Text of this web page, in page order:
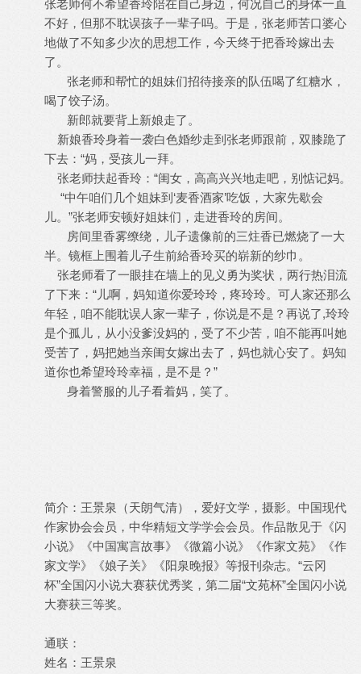
张老师何不希望香玲陪在自己身边，何况自己的身体一直
不好，但那不耽误孩子一辈子吗。于是，张老师苦口婆心
地做了不知多少次的思想工作，今天终于把香玲嫁出去
了。
张老师和帮忙的姐妹们招待接亲的队伍喝了红糖水，
喝了饺子汤。
新郎就要背上新娘走了。
新娘香玲身着一袭白色婚纱走到张老师跟前，双膝跪了
下去： “妈，受孩儿一拜。
张老师扶起香玲： “闺女，高高兴兴地走吧，别惦记妈。
“中午咱们几个姐妹到 ‘麦香酒家’吃饭，大家先歇会
儿。”张老师安顿好姐妹们，走进香玲的房间。
房间里香雾缭绕，儿子遗像前的三炷香已燃烧了一大
半。镜框上围着儿子生前給香玲买的崭新的纱巾。
张老师看了一眼挂在墙上的见义勇为奖状，两行热泪流
了下来： “儿啊，妈知道你爱玲玲，疼玲玲。可人家还那么
年轻，咱不能耽误人家一辈子，你说是不是？再说了,玲玲
是个孤儿，从小没爹没妈的，受了不少苦，咱不能再叫她
受苦了，妈把她当亲闺女嫁出去了，妈也就心安了。妈知
道你也希望玲玲幸福，是不是？ ”
身着警服的儿子看着妈，笑了。
简介：王景泉（天朗气清），爱好文学，摄影。中国现代
作家协会会员，中华精短文学学会会员。作品散见于《闪
小说》《中国寓言故事》《微篇小说》《作家文苑》《作
家文学》《娘子关》《阳泉晚报》等报刊杂志。“云冈
杯”全国闪小说大赛获优秀奖，第二届“文苑杯”全国闪小说
大赛获三等奖。
通联：
姓名：王景泉